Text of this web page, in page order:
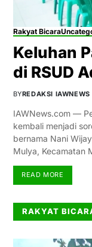
Rakyat Bicara
Keluhan
di RSUD
BYREDAKSI IAWNEWS
IAWNews.com —
kembali menjadi
bernama Nani
Mulya, Kecamatan
READ MORE
RAKYAT